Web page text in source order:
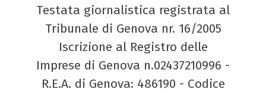
Testata giornalistica registrata al
Tribunale di Genova nr. 16/2005
Iscrizione al Registro delle
Imprese di Genova n.02437210996 -
R.E.A. di Genova: 486190 - Codice